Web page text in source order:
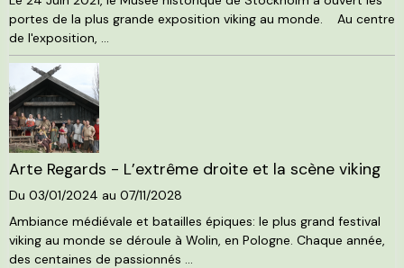
portes de la plus grande exposition viking au monde. Au centre
de l'exposition, ...
Arte Regards - L’extrême droite et la scène viking
Du 03/01/2024 au 07/11/2028
Ambiance médiévale et batailles épiques: le plus grand festival
viking au monde se déroule à Wolin, en Pologne. Chaque année,
des centaines de passionnés ...